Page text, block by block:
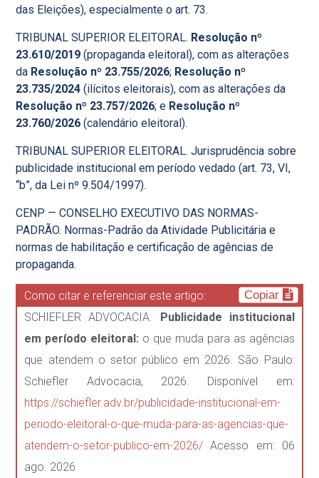
das Eleições), especialmente o art. 73.
TRIBUNAL SUPERIOR ELEITORAL. Resolução nº
23.610/2019 (propaganda eleitoral), com as alterações
da Resolução nº 23.755/2026; Resolução nº
23.735/2024 (ilícitos eleitorais), com as alterações da
Resolução nº 23.757/2026; e Resolução nº
23.760/2026 (calendário eleitoral).
TRIBUNAL SUPERIOR ELEITORAL. Jurisprudência sobre
publicidade institucional em período vedado (art. 73, VI,
“b”, da Lei nº 9.504/1997).
CENP — CONSELHO EXECUTIVO DAS NORMAS-
PADRÃO. Normas-Padrão da Atividade Publicitária e
normas de habilitação e certificação de agências de
propaganda.
Como citar e referenciar este artigo: Copiar
SCHIEFLER ADVOCACIA. Publicidade institucional
em período eleitoral: o que muda para as agências
que atendem o setor público em 2026. São Paulo:
Schiefler Advocacia, 2026. Disponível em:
https://schiefler.adv.br/publicidade-institucional-em-
periodo-eleitoral-o-que-muda-para-as-agencias-que-
atendem-o-setor-publico-em-2026/ Acesso em: 06
ago. 2026